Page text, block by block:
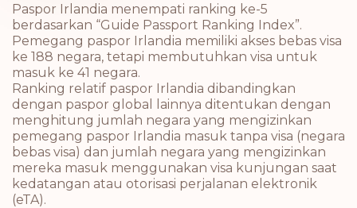
Paspor Irlandia menempati ranking ke-5
berdasarkan “Guide Passport Ranking Index”.
Pemegang paspor Irlandia memiliki akses bebas visa
ke 188 negara, tetapi membutuhkan visa untuk
masuk ke 41 negara.
Ranking relatif paspor Irlandia dibandingkan
dengan paspor global lainnya ditentukan dengan
menghitung jumlah negara yang mengizinkan
pemegang paspor Irlandia masuk tanpa visa (negara
bebas visa) dan jumlah negara yang mengizinkan
mereka masuk menggunakan visa kunjungan saat
kedatangan atau otorisasi perjalanan elektronik
(eTA).